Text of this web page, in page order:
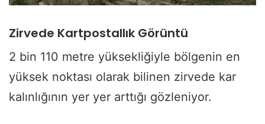
Zirvede Kartpostallık Görüntü
2 bin 110 metre yüksekliğiyle bölgenin en
yüksek noktası olarak bilinen zirvede kar
kalınlığının yer yer arttığı gözleniyor.